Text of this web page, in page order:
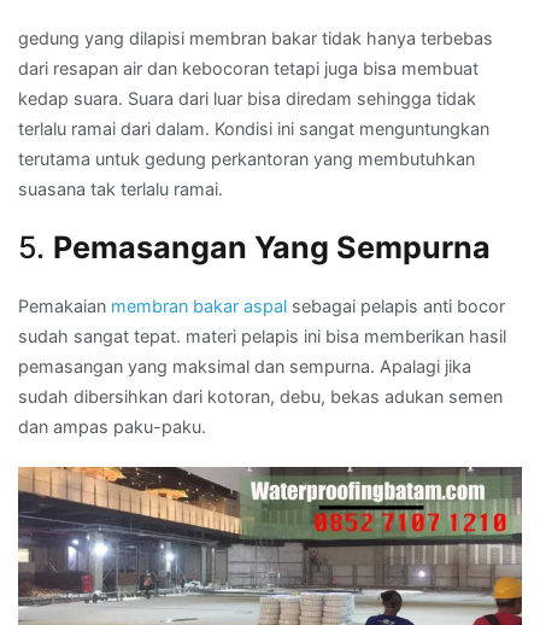
gedung yang dilapisi membran bakar tidak hanya terbebas
dari resapan air dan kebocoran tetapi juga bisa membuat
kedap suara. Suara dari luar bisa diredam sehingga tidak
terlalu ramai dari dalam. Kondisi ini sangat menguntungkan
terutama untuk gedung perkantoran yang membutuhkan
suasana tak terlalu ramai.
5. Pemasangan Yang Sempurna
Pemakaian membran bakar aspal sebagai pelapis anti bocor
sudah sangat tepat. materi pelapis ini bisa memberikan hasil
pemasangan yang maksimal dan sempurna. Apalagi jika
sudah dibersihkan dari kotoran, debu, bekas adukan semen
dan ampas paku-paku.